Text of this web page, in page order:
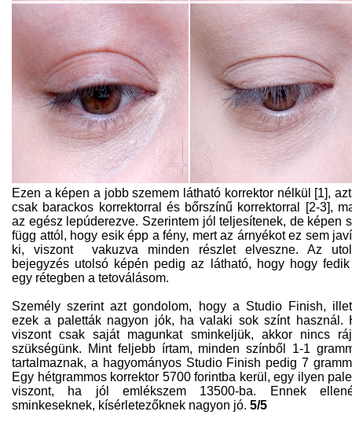
Ezen a képen a jobb szemem látható korrektor nélkül [1],
csak barackos korrektorral és bőrszínű korrektorral [2-3],
az egész lepúderezve. Szerintem jól teljesítenek, de képen
függ attól, hogy esik épp a fény, mert az árnyékot ez sem
ki, viszont vakuzva minden részlet elveszne. Az
bejegyzés utolsó képén pedig az látható, hogy hogy
egy rétegben a tetoválásom.
Személy szerint azt gondolom, hogy a Studio Finish,
ezek a paletták nagyon jók, ha valaki sok színt használ.
viszont csak saját magunkat sminkeljük, akkor nincs
szükségünk. Mint feljebb írtam, minden színből 1-1
tartalmaznak, a hagyományos Studio Finish pedig 7
Egy hétgrammos korrektor 5700 forintba kerül, egy ilyen
viszont, ha jól emlékszem 13500-ba. Ennek
sminkeseknek, kísérletezőknek nagyon jó. 5/5